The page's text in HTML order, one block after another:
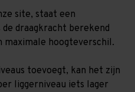
site, staat een
draagkracht berekend
maximale hoogteverschil.
toevoegt, kan het zijn
liggerniveau iets lager